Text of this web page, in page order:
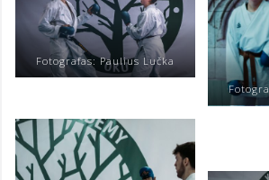
Fotografas: Paulius Lučka